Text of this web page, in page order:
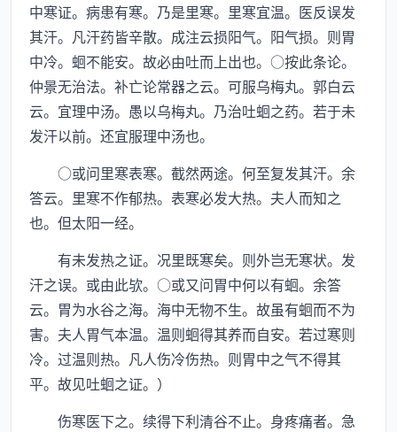
中寒证。病患有寒。乃是里寒。里寒宜温。医反误发
其汗。凡汗药皆辛散。成注云损阳气。阳气损。则胃
中冷。蛔不能安。故必由吐而上出也。○按此条论。
仲景无治法。补亡论常器之云。可服乌梅丸。郭白云
云。宜理中汤。愚以乌梅丸。乃治吐蛔之药。若于未
发汗以前。还宜服理中汤也。
○或问里寒表寒。截然两途。何至复发其汗。余
答云。里寒不作郁热。表寒必发大热。夫人而知之
也。但太阳一经。
有未发热之证。况里既寒矣。则外岂无寒状。发
汗之误。或由此欤。○或又问胃中何以有蛔。余答
云。胃为水谷之海。海中无物不生。故虽有蛔而不为
害。夫人胃气本温。温则蛔得其养而自安。若过寒则
冷。过温则热。凡人伤冷伤热。则胃中之气不得其
平。故见吐蛔之证。）
伤寒医下之。续得下利清谷不止。身疼痛者。急